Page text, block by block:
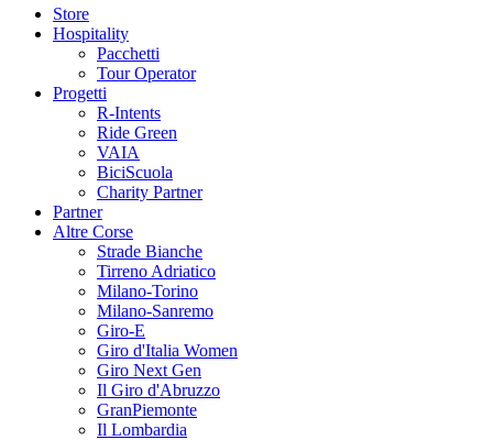
Store
Hospitality
Pacchetti
Tour Operator
Progetti
R-Intents
Ride Green
VAIA
BiciScuola
Charity Partner
Partner
Altre Corse
Strade Bianche
Tirreno Adriatico
Milano-Torino
Milano-Sanremo
Giro-E
Giro d'Italia Women
Giro Next Gen
Il Giro d'Abruzzo
GranPiemonte
Il Lombardia